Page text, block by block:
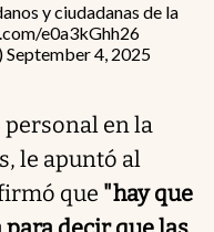
y ciudadanas de la
e0a3kGhh26
September 4, 2025
personal en la
le apuntó al
que "hay que